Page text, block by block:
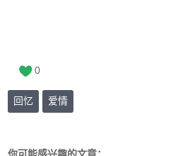
0
回忆 爱情
你可能感兴趣的文章：